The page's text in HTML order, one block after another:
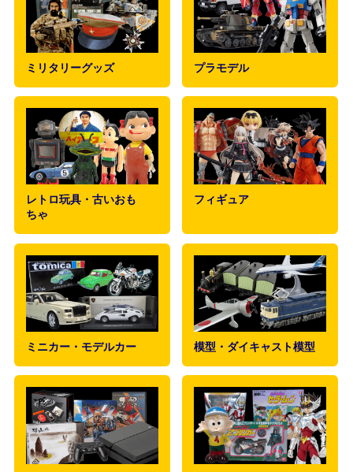
ミリタリーグッズ プラモデル
レトロ玩具・古いおも
ちゃ
フィギュア
ミニカー・モデルカー 模型・ダイキャスト模型